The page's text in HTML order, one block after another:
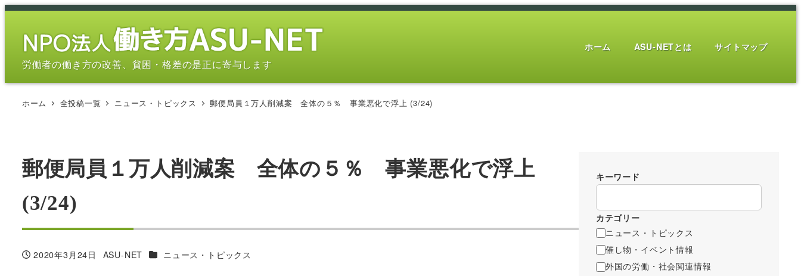
メ
労働者の働き方の改善、貧困・格差の是正に寄与します
ホーム ASU-NETとは サイトマップ
ホーム 全投稿一覧 ニュース・トピックス 郵便局員１万人削減案 全体の５％ 事業悪化で浮上 (3/24)
郵便局員１万人削減案 全体の５％ 事業悪化で浮上
(3/24)
投稿日
2020年3月24日
著
ASU-NET カテゴリー
ニュース・トピックス
キーワード
カテゴリー
ニュース・トピックス
催し物・イベント情報
外国の労働・社会関連情報